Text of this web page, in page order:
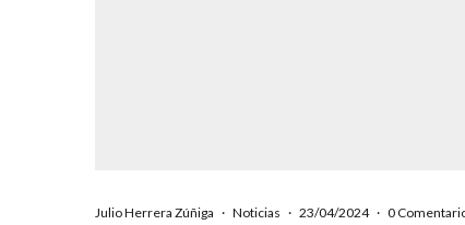
Julio Herrera Zúñiga · Noticias · 23/04/2024 · 0